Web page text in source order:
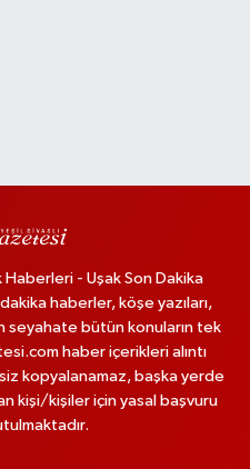
Haberleri - Uşak Son Dakika
haberler, köşe yazıları,
bütün konuların tek
haber içerikleri alıntı
kopyalanamaz, başka yerde
kişi/kişiler için yasal başvuru